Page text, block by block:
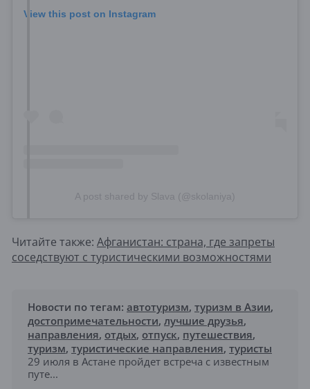
View this post on Instagram
A post shared by Slava (@skolaniya)
Читайте также: Афганистан: страна, где запреты
соседствуют с туристическими возможностями
Новости по тегам: автотуризм, туризм в Азии,
достопримечательности, лучшие друзья,
направления, отдых, отпуск, путешествия,
туризм, туристические направления, туристы
29 июля в Астане пройдет встреча с известным
путе...